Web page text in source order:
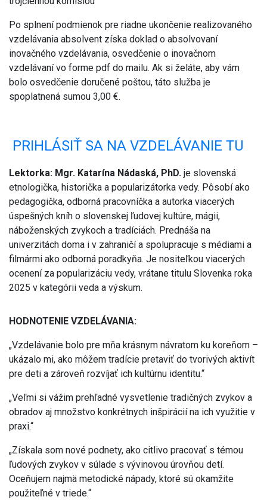
Po splnení podmienok pre riadne ukončenie realizovaného
vzdelávania absolvent získa doklad o absolvovaní
inovačného vzdelávania, osvedčenie o inovačnom
vzdelávaní vo forme pdf do mailu. Ak si želáte, aby vám
bolo osvedčenie doručené poštou, táto služba je
spoplatnená sumou 3,00 €.
PRIHLÁSIŤ SA NA VZDELÁVANIE TU
Lektorka: Mgr. Katarína Nádaská, PhD. je slovenská
etnologička, historička a popularizátorka vedy. Pôsobí ako
pedagogička, odborná pracovníčka a autorka viacerých
úspešných kníh o slovenskej ľudovej kultúre, mágii,
náboženských zvykoch a tradíciách. Prednáša na
univerzitách doma i v zahraničí a spolupracuje s médiami a
filmármi ako odborná poradkyňa. Je nositeľkou viacerých
ocenení za popularizáciu vedy, vrátane titulu Slovenka roka
2025 v kategórii veda a výskum.
HODNOTENIE VZDELÁVANIA:
„Vzdelávanie bolo pre mňa krásnym návratom ku koreňom –
ukázalo mi, ako môžem tradície pretaviť do tvorivých aktivít
pre deti a zároveň rozvíjať ich kultúrnu identitu.“
„Veľmi si vážim prehľadné vysvetlenie tradičných zvykov a
obradov aj množstvo konkrétnych inšpirácií na ich využitie v
praxi.“
„Získala som nové podnety, ako citlivo pracovať s témou
ľudových zvykov v súlade s vývinovou úrovňou detí.
Oceňujem najmä metodické nápady, ktoré sú okamžite
použiteľné v triede.“